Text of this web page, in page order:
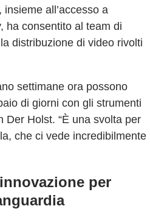
all’accesso a
ha consentito al team di
distribuzione di video rivolti
settimane ora possono
di giorni con gli strumenti
Der Holst. “È una svolta per
che ci vede incredibilmente
per